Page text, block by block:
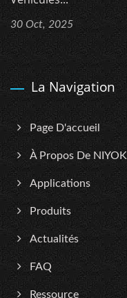
30 Oct, 2025
La Navigation
Page D'accueil
À Propos De NIYOK
Applications
Produits
Actualités
FAQ
Ressource